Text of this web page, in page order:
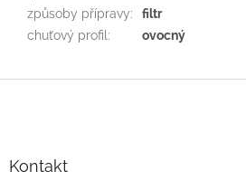
způsoby přípravy:
filtr
chuťový profil : ovocný
Kontakt